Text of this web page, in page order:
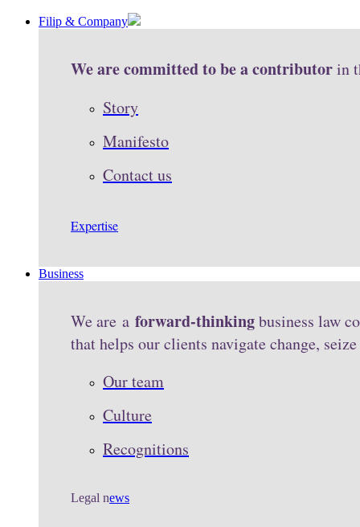
Filip & Company
We are committed to be a contributorin
Story
Manifesto
Contact us
Expertise
Business
We are a forward-thinkingbusiness law
that helps our clients navigate change,
Our team
Culture
Recognitions
Legal news